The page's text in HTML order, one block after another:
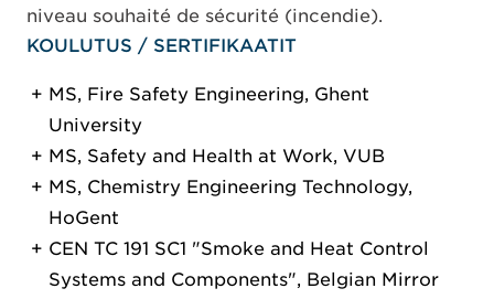
niveau souhaité de sécurité (incendie).
KOULUTUS / SERTIFIKAATIT
MS, Fire Safety Engineering, Ghent
University
MS, Safety and Health at Work, VUB
MS, Chemistry Engineering Technology,
HoGent
CEN TC 191 SC1 "Smoke and Heat Control
Systems and Components", Belgian Mirror